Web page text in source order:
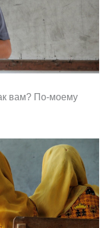
вам? По-моему